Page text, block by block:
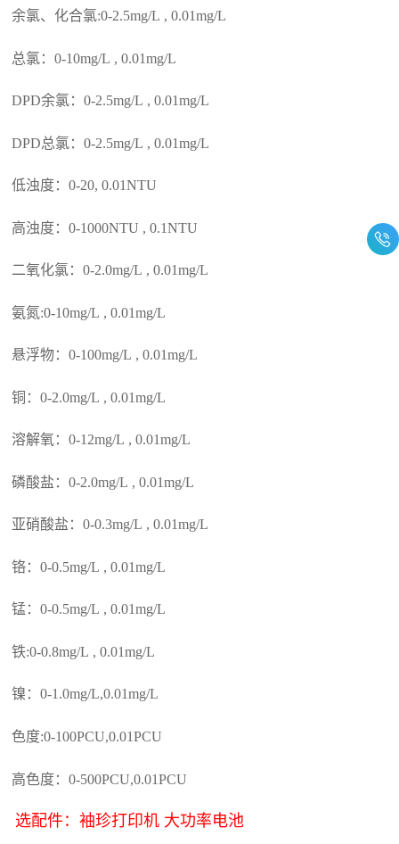
余氯、化合氯:0-2.5mg/L , 0.01mg/L
总氯：0-10mg/L , 0.01mg/L
DPD余氯：0-2.5mg/L , 0.01mg/L
DPD总氯：0-2.5mg/L , 0.01mg/L
低浊度：0-20, 0.01NTU
高浊度：0-1000NTU , 0.1NTU
二氧化氯：0-2.0mg/L , 0.01mg/L
氨氮:0-10mg/L , 0.01mg/L
悬浮物：0-100mg/L , 0.01mg/L
铜：0-2.0mg/L , 0.01mg/L
溶解氧：0-12mg/L , 0.01mg/L
磷酸盐：0-2.0mg/L , 0.01mg/L
亚硝酸盐：0-0.3mg/L , 0.01mg/L
铬：0-0.5mg/L , 0.01mg/L
锰：0-0.5mg/L , 0.01mg/L
铁:0-0.8mg/L , 0.01mg/L
镍：0-1.0mg/L,0.01mg/L
色度:0-100PCU,0.01PCU
高色度：0-500PCU,0.01PCU
选配件：袖珍打印机 大功率电池